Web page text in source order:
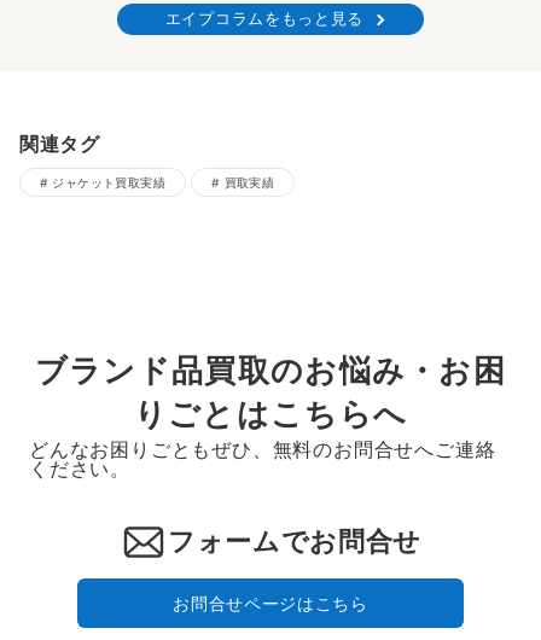
エイプコラムをもっと見る
関連タグ
ジャケット買取実績 買取実績
ブランド品買取のお悩み・お困
りごとはこちらへ
どんなお困りごともぜひ、無料のお問合せへご連絡
ください。
フォームでお問合せ
お問合せページはこちら